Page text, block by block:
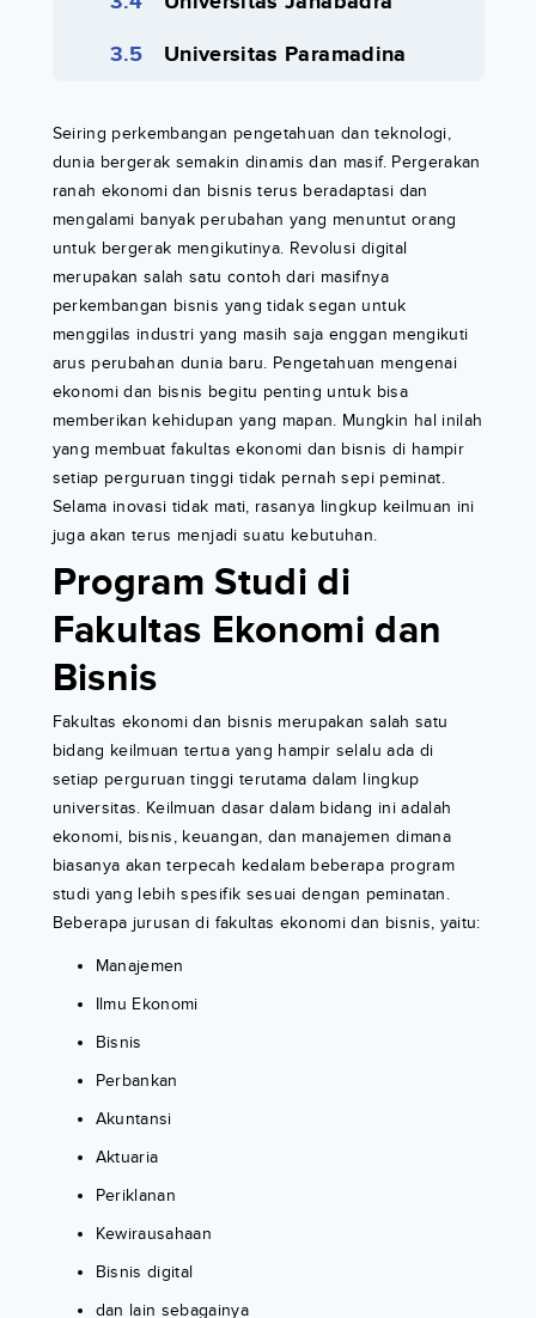
Universitas Paramadina
Seiring perkembangan pengetahuan dan teknologi,
dunia bergerak semakin dinamis dan masif. Pergerakan
ranah ekonomi dan bisnis terus beradaptasi dan
mengalami banyak perubahan yang menuntut orang
untuk bergerak mengikutinya. Revolusi digital
merupakan salah satu contoh dari masifnya
perkembangan bisnis yang tidak segan untuk
menggilas industri yang masih saja enggan mengikuti
arus perubahan dunia baru. Pengetahuan mengenai
ekonomi dan bisnis begitu penting untuk bisa
memberikan kehidupan yang mapan. Mungkin hal inilah
yang membuat fakultas ekonomi dan bisnis di hampir
setiap perguruan tinggi tidak pernah sepi peminat.
Selama inovasi tidak mati, rasanya lingkup keilmuan ini
juga akan terus menjadi suatu kebutuhan.
Program Studi di
Fakultas Ekonomi dan
Bisnis
Fakultas ekonomi dan bisnis merupakan salah satu
bidang keilmuan tertua yang hampir selalu ada di
setiap perguruan tinggi terutama dalam lingkup
universitas. Keilmuan dasar dalam bidang ini adalah
ekonomi, bisnis, keuangan, dan manajemen dimana
biasanya akan terpecah kedalam beberapa program
studi yang lebih spesifik sesuai dengan peminatan.
Beberapa jurusan di fakultas ekonomi dan bisnis, yaitu:
Manajemen
Ilmu Ekonomi
Bisnis
Perbankan
Akuntansi
Aktuaria
Periklanan
Kewirausahaan
Bisnis digital
dan lain sebagainya